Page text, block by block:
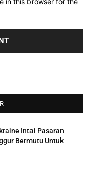
Intai Pasaran
Bermutu Untuk